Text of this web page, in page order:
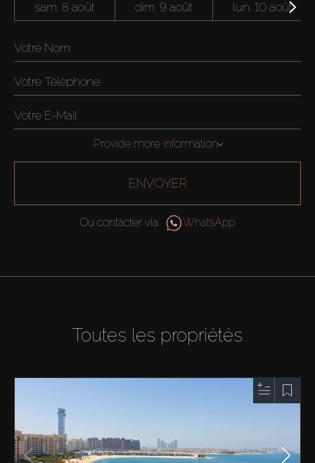
sam. 8 août dim. 9 août lun. 10 août
Provide more information
ENVOYER
Ou contacter via WhatsApp
Toutes les propriétés